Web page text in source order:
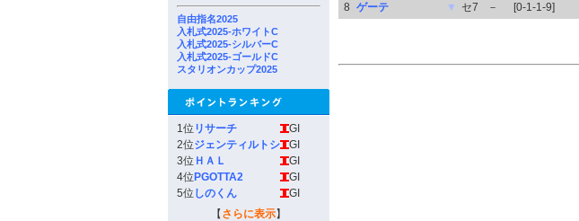
自由指名2025
入札式2025-ホワイトC
入札式2025-シルバーC
入札式2025-ゴールドC
スタリオンカップ2025
1位 リサーチ
GI
2位ジェンティルトシ
GI
3位 ＨＡＬ
GI
4位 PGOTTA2
GI
5位 しのくん
GI
【 さらに表示】
8 ゲーテ ▼ セ7 － [0-1-1-9]